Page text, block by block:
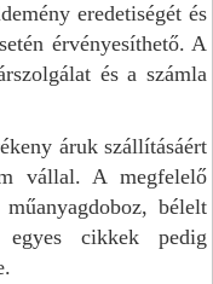
eredetiségét és
érvényesíthető. A
és a számla
áruk szállításáért
vállal. A megfelelő
bélelt
cikkek pedig